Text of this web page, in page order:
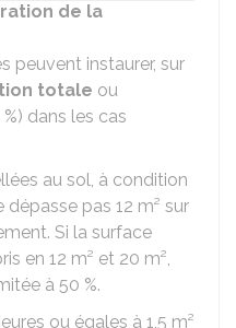
de la
peuvent instaurer, sur
totale ou
) dans les cas
au sol, à condition
dépasse pas 12 m² sur
Si la surface
en 12 m² et 20 m²,
à 50 %.
ou égales à 1,5 m²